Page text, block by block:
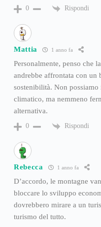
0 Rispondi
Mattia 1 anno fa
Personalmente, penso che
andrebbe affrontata con un
sostenibilità. Non
climatico, ma nemmeno
alternativa.
0 Rispondi
Rebecca 1 anno fa
D’accordo, le montagne
bloccare lo sviluppo
dovrebbero mirare a un
turismo del tutto.